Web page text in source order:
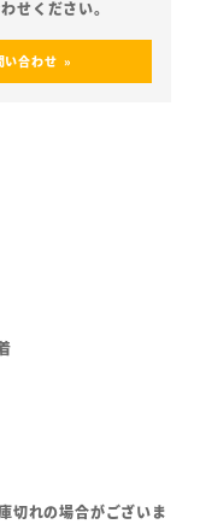
い合わせ
切れの場合がございま